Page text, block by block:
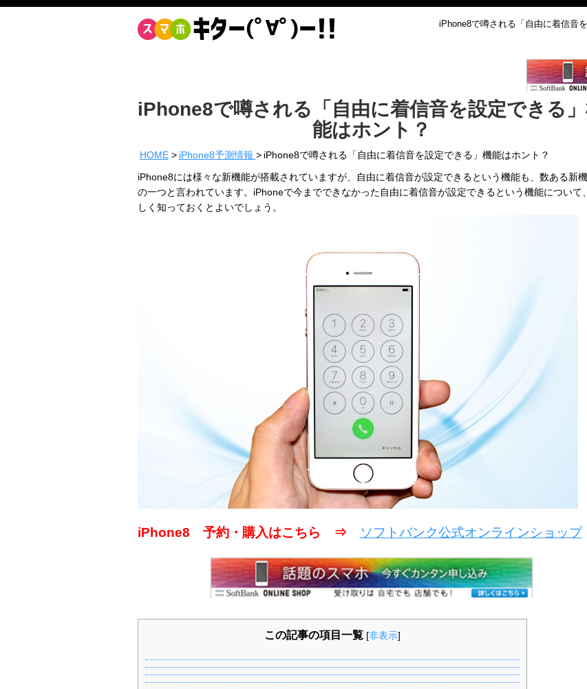
iPhone8で噂される「自由に着信音
iPhone8で噂される「自由に着信音を設定できる
能はホント？
HOME iPhone8予測情報
iPhone8で噂される「自由に着信音を設定できる」機能はホント？
iPhone8には様々な新機能が搭載されていますが、自由に着信音が設定できるという機能も、数ある新
の一つと言われています。iPhoneで今までできなかった自由に着信音が設定できるという機能について
しく知っておくとよいでしょう。
iPhone8 予約・購入はこちら ⇒ ソフトバンク公式オンラインショップ
この記事の項目一覧 [非表示]